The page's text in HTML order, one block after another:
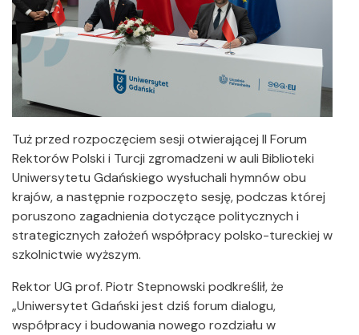
Tuż przed rozpoczęciem sesji otwierającej II Forum
Rektorów Polski i Turcji zgromadzeni w auli Biblioteki
Uniwersytetu Gdańskiego wysłuchali hymnów obu
krajów, a następnie rozpoczęto sesję, podczas której
poruszono zagadnienia dotyczące politycznych i
strategicznych założeń współpracy polsko-tureckiej w
szkolnictwie wyższym.
Rektor UG prof. Piotr Stepnowski podkreślił, że
„Uniwersytet Gdański jest dziś forum dialogu,
współpracy i budowania nowego rozdziału w